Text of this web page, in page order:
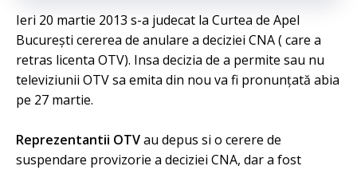
Ieri 20 martie 2013 s-a judecat la Curtea de Apel
Bucureşti cererea de anulare a deciziei CNA ( care a
retras licenta OTV). Insa decizia de a permite sau nu
televiziunii OTV sa emita din nou va fi pronunțată abia
pe 27 martie.
Reprezentantii OTVau depus si o cerere de
suspendare provizorie a deciziei CNA, dar a fost